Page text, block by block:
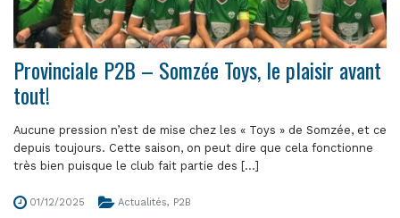
Provinciale P2B – Somzée Toys, le plaisir avant
tout!
Aucune pression n’est de mise chez les « Toys » de Somzée, et ce
depuis toujours. Cette saison, on peut dire que cela fonctionne
très bien puisque le club fait partie des [...]
01/12/2025 Actualités, P2B